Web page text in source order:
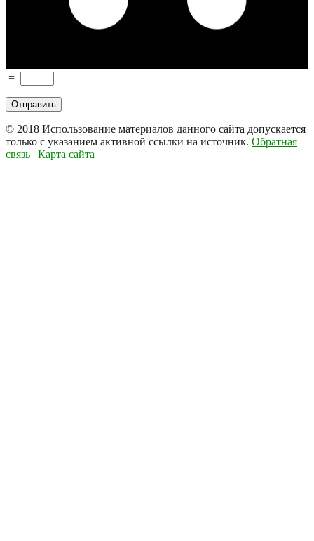
=
© 2018 Использование материалов данного сайта допускается
только с указанием активной ссылки на источник. Обратная
связь | Карта сайта